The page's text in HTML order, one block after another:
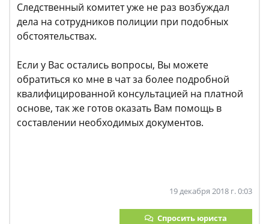
Следственный комитет уже не раз возбуждал
дела на сотрудников полиции при подобных
обстоятельствах.
Если у Вас остались вопросы, Вы можете
обратиться ко мне в чат за более подробной
квалифицированной консультацией на платной
основе, так же готов оказать Вам помощь в
составлении необходимых документов.
19 декабря 2018 г. 0:03
Спросить юриста